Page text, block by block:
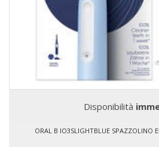
Disponibilità
ORAL B IO3SLIGHTBLUE SPAZZOLINO